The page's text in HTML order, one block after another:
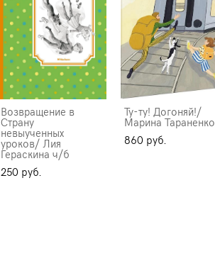
Возвращение в
Страну
невыученных
уроков/ Лия
Гераскина ч/б
250 pуб.
Ту-ту! Догоняй!/
Марина Тараненко
860 pуб.